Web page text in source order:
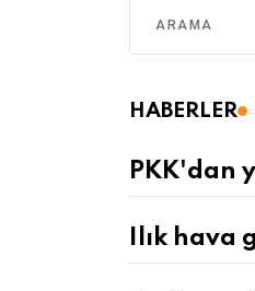
HABERLER
PKK'dan
Ilık hava